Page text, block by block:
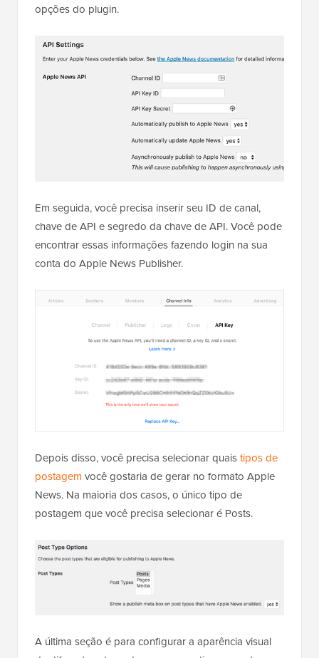
opções do plugin.
Em seguida, você precisa inserir seu ID de canal,
chave de API e segredo da chave de API. Você pode
encontrar essas informações fazendo login na sua
conta do Apple News Publisher.
Depois disso, você precisa selecionar quaistipos de
postagem você gostaria de gerar no formato Apple
News. Na maioria dos casos, o único tipo de
postagem que você precisa selecionar é Posts.
A última seção é para configurar a aparência visual